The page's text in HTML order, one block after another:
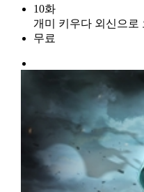
10화
개미 키우다 외신으로
무료